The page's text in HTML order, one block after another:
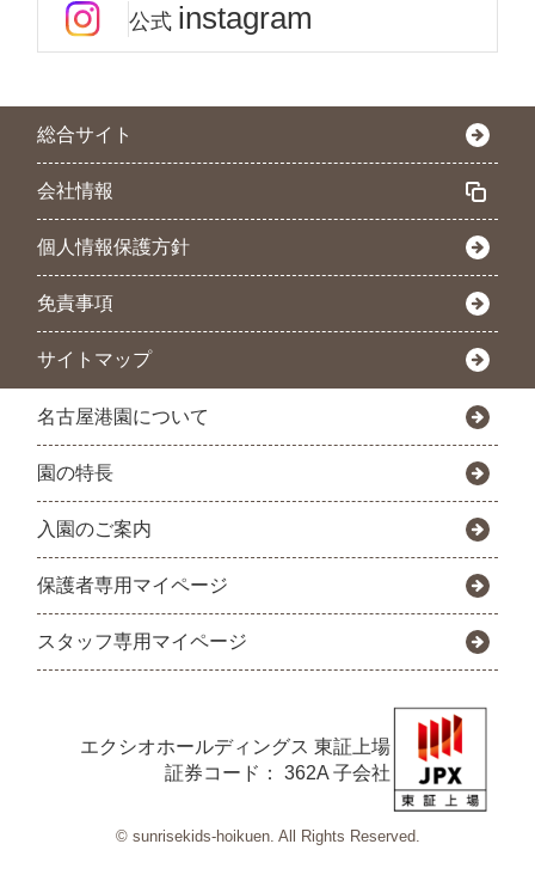
公式 instagram
総合サイト
会社情報
個人情報保護方針
免責事項
サイトマップ
名古屋港園について
園の特長
入園のご案内
保護者専用マイページ
スタッフ専用マイページ
エクシオホールディングス 東証上場
証券コード： 362A 子会社
© sunrisekids-hoikuen. All Rights Reserved.